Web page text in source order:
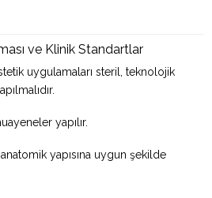
ve Klinik Standartlar
uygulamaları steril, teknolojik
yapılır.
anatomik yapısına uygun şekilde